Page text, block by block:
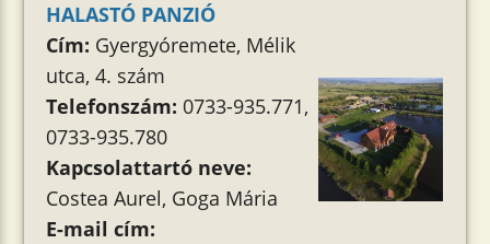
HALASTÓ PANZIÓ
Cím: Gyergyóremete, Mélik
utca, 4. szám
Telefonszám: 0733-935.771,
0733-935.780
Kapcsolattartó neve:
Costea Aurel, Goga Mária
E-mail cím: